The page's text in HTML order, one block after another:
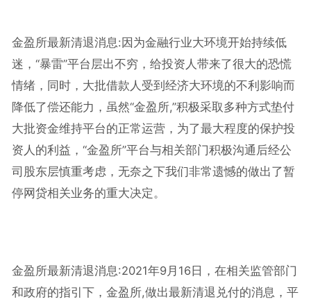
金盈所最新清退消息:因为金融行业大环境开始持续低
迷，“暴雷”平台层出不穷，给投资人带来了很大的恐慌
情绪，同时，大批借款人受到经济大环境的不利影响而
降低了偿还能力，虽然“金盈所,”积极采取多种方式垫付
大批资金维持平台的正常运营，为了最大程度的保护投
资人的利益，“金盈所”平台与相关部门积极沟通后经公
司股东层慎重考虑，无奈之下我们非常遗憾的做出了暂
停网贷相关业务的重大决定。
金盈所最新清退消息:2021年9月16日，在相关监管部门
和政府的指引下，金盈所,做出最新清退兑付的消息，平